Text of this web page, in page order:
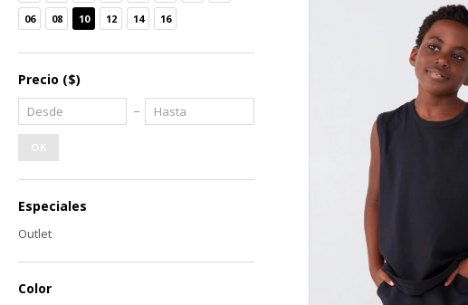
06
08 10 12 14 16
Precio ($)
OK
Especiales
Outlet
Color